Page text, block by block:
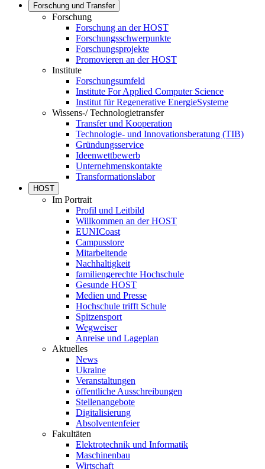
Forschung und Transfer
Forschung
Forschung an der HOST
Forschungsschwerpunkte
Forschungsprojekte
Promovieren an der HOST
Institute
Forschungsumfeld
Institute For Applied Computer Science
Institut für Regenerative EnergieSysteme
Wissens-/ Technologietransfer
Transfer und Kooperation
Technologie- und Innovationsberatung (TIB)
Gründungsservice
Ideenwettbewerb
Unternehmenskontakte
Transformationslabor
HOST
Im Portrait
Profil und Leitbild
Willkommen an der HOST
EUNICoast
Campusstore
Mitarbeitende
Nachhaltigkeit
familiengerechte Hochschule
Gesunde HOST
Medien und Presse
Hochschule trifft Schule
Spitzensport
Wegweiser
Anreise und Lageplan
Aktuelles
News
Ukraine
Veranstaltungen
öffentliche Ausschreibungen
Stellenangebote
Digitalisierung
Absolventenfeier
Fakultäten
Elektrotechnik und Informatik
Maschinenbau
Wirtschaft